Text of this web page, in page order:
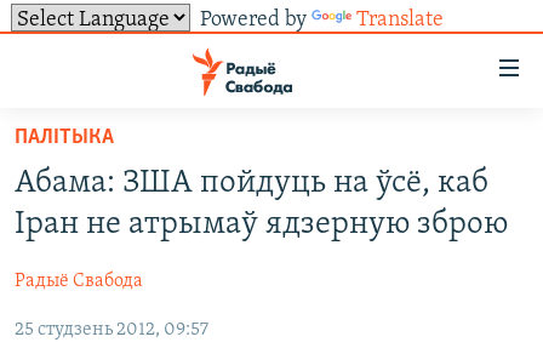
Powered by Translate
ўнівэрсальнага
доступу
Перайсьці
да
галоўнага
Перайсьці
да
НАВІНЫ
ЛЮДЗІ
ПАЛІТЫКА
БЛОГІ
ГІСТОРЫЯ НА СВАБОДЗЕ
СУВЯЗЬ
АБЫСЬЦІ БЛЯКАВАНЬНЕ
ПАДЗЯЛІЦЦА ІНФАРМАЦЫЯЙ
ПАДПІСАЦЦА
RSS
ПАЛІТЫКА
Абама: ЗША пойдуць на ўсё, каб
Іран не атрымаў ядзерную зброю
Радыё Свабода
25 студзень 2012, 09:57